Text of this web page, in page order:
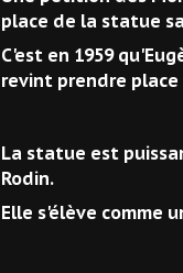
place de la statue
C'est en 1959
revint prendre
La statue est
Rodin.
Elle s'élève comme